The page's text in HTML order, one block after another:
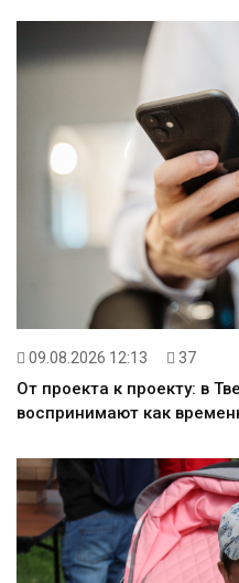
09.08.2026 12:13 37
От проекта к проекту: в
воспринимают как